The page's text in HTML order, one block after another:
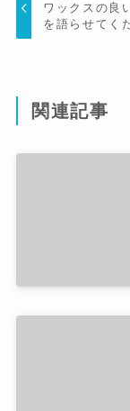
ワックスの良
を語らせてく
関連記事